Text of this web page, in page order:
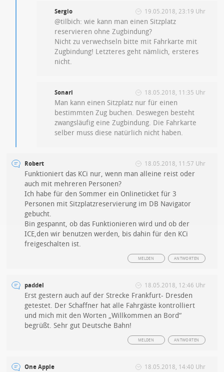
Sergio 19.05.2018, 23:19 Uhr
@tilbich: wie kann man einen Sitzplatz
reservieren ohne Zugbindung?
Nicht zu verwechseln bitte mit Fahrkarte mit
Zugbindung! Letzteres geht nämlich, ersteres
nicht.
Sonari 18.05.2018, 11:35 Uhr
Man kann einen Sitzplatz nur für einen
bestimmten Zug buchen. Deswegen besteht
zwangsläufig eine Zugbindung. Die Fahrkarte
selber muss diese natürlich nicht haben.
Robert 18.05.2018, 11:57 Uhr
Funktioniert das KCi nur, wenn man alleine reist oder
auch mit mehreren Personen?
Ich habe für den Sommer ein Onlineticket für 3
Personen mit Sitzplatzreservierung im DB Navigator
gebucht.
Bin gespannt, ob das Funktionieren wird und ob der
ICE,den wir benutzen werden, bis dahin für den KCi
freigeschalten ist.
ANTWORTEN
MELDEN
paddel 18.05.2018, 12:46 Uhr
Erst gestern auch auf der Strecke Frankfurt- Dresden
getestet. Der Schaffner hat alle Fahrgäste kontrolliert
und mich mit den Worten „Willkommen an Bord“
begrüßt. Sehr gut Deutsche Bahn!
ANTWORTEN
MELDEN
One Apple 18.05.2018, 14:40 Uhr